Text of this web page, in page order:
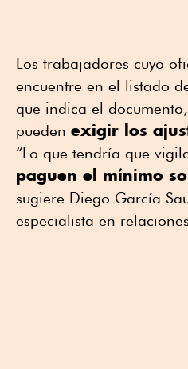
Los trabajadores cuyo
encuentre en el listado
que indica el
pueden exigir los
“Lo que tendría que
paguen el mínimo
sugiere Diego García
especialista en